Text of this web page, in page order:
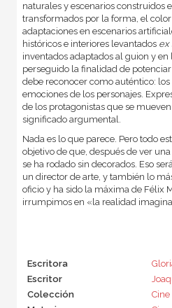
naturales y escenarios construidos
transformados por la forma, el
adaptaciones en escenarios
históricos e interiores levantados ex
inventados adaptados al guion y
perseguido la finalidad de
debe reconocer como auténtico:
emociones de los personajes.
de los protagonistas que se
significado argumental.
Nada es lo que parece. Pero todo
objetivo de que, después de ver
se ha rodado sin decorados. Eso
un director de arte, y también lo
oficio y ha sido la máxima de Félix
irrumpimos en «la realidad
Escritora
Escritor
Colección
Cine